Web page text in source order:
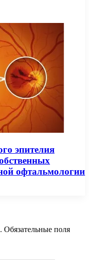
эпителия
офтальмологии
Обязательные поля